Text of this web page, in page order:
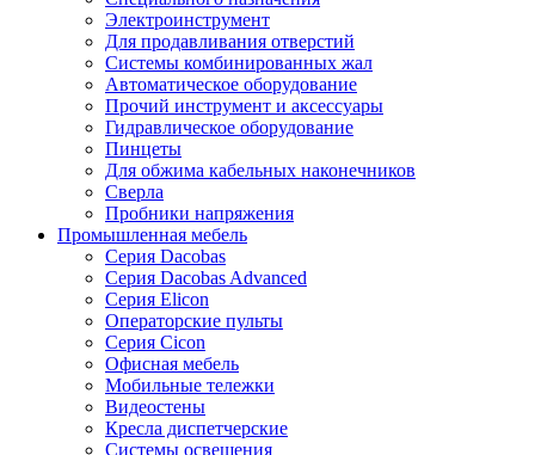
Электроинструмент
Для продавливания отверстий
Системы комбинированных жал
Автоматическое оборудование
Прочий инструмент и аксессуары
Гидравлическое оборудование
Пинцеты
Для обжима кабельных наконечников
Сверла
Пробники напряжения
Промышленная мебель
Серия Dacobas
Серия Dacobas Advanced
Серия Elicon
Операторские пульты
Серия Cicon
Офисная мебель
Мобильные тележки
Видеостены
Кресла диспетчерские
Системы освещения